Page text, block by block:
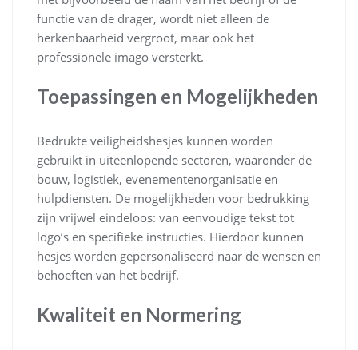
functie van de drager, wordt niet alleen de
herkenbaarheid vergroot, maar ook het
professionele imago versterkt.
Toepassingen en Mogelijkheden
Bedrukte veiligheidshesjes kunnen worden
gebruikt in uiteenlopende sectoren, waaronder de
bouw, logistiek, evenementenorganisatie en
hulpdiensten. De mogelijkheden voor bedrukking
zijn vrijwel eindeloos: van eenvoudige tekst tot
logo’s en specifieke instructies. Hierdoor kunnen
hesjes worden gepersonaliseerd naar de wensen en
behoeften van het bedrijf.
Kwaliteit en Normering